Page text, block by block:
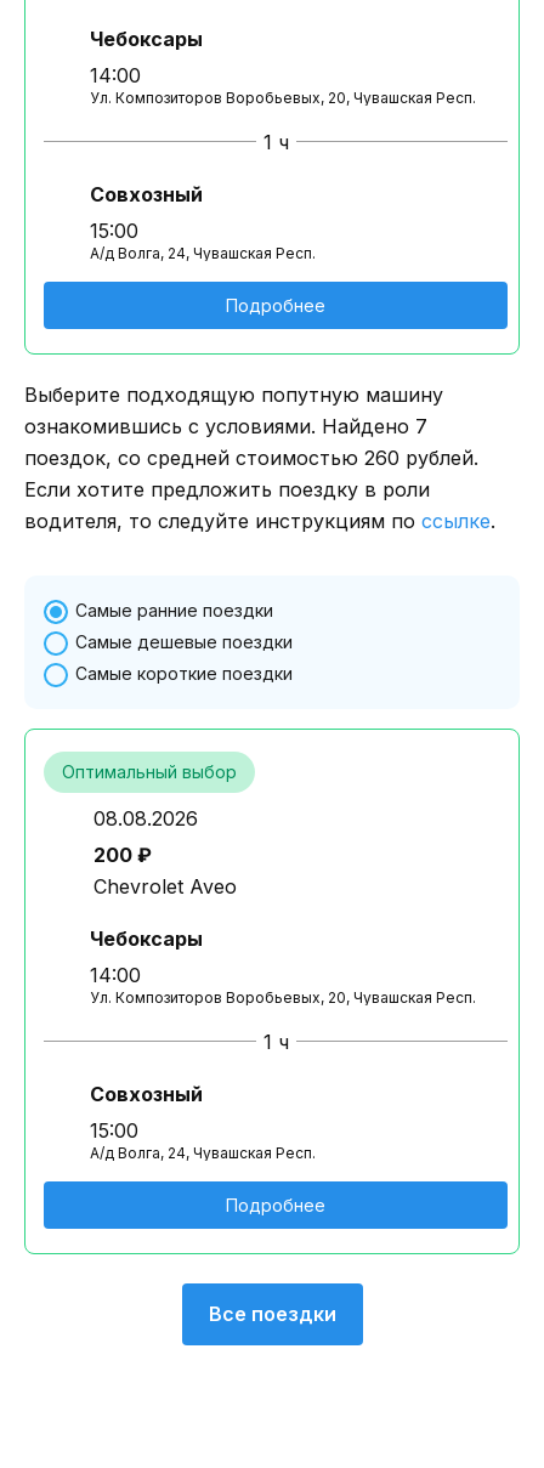
Чебоксары
14:00
Ул. Композиторов Воробьевых, 20, Чувашская Респ.
1 ч
Совхозный
15:00
А/д Волга, 24, Чувашская Респ.
Подробнее
Выберите подходящую попутную машину
ознакомившись с условиями. Найдено 7
поездок, со средней стоимостью 260 рублей.
Если хотите предложить поездку в роли
водителя, то следуйте инструкциям по ссылке.
Самые ранние поездки
Самые дешевые поездки
Самые короткие поездки
Оптимальный выбор
08.08.2026
200 ₽
Chevrolet Aveo
Чебоксары
14:00
Ул. Композиторов Воробьевых, 20, Чувашская Респ.
1 ч
Совхозный
15:00
А/д Волга, 24, Чувашская Респ.
Подробнее
Все поездки